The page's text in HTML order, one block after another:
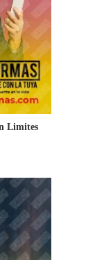
Limites